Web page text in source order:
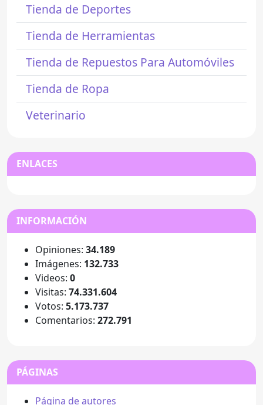
Tienda de Deportes
Tienda de Herramientas
Tienda de Repuestos Para Automóviles
Tienda de Ropa
Veterinario
ENLACES
INFORMACIÓN
Opiniones: 34.189
Imágenes: 132.733
Videos: 0
Visitas: 74.331.604
Votos: 5.173.737
Comentarios: 272.791
PÁGINAS
Página de autores